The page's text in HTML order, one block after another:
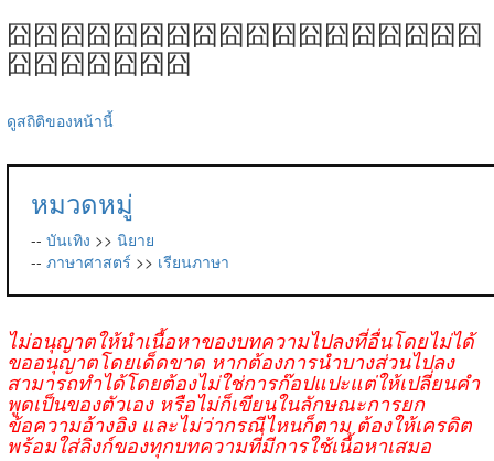
囧囧囧囧囧囧囧囧囧囧囧囧囧囧囧囧囧囧
囧囧囧囧囧囧囧
ดูสถิติของหน้านี้
หมวดหมู่
-- บันเทิง >> นิยาย
-- ภาษาศาสตร์ >> เรียนภาษา
ไม่อนุญาตให้นำเนื้อหาของบทความไปลงที่อื่นโดยไม่ได้
ขออนุญาตโดยเด็ดขาด หากต้องการนำบางส่วนไปลง
สามารถทำได้โดยต้องไม่ใช่การก๊อปแปะแต่ให้เปลี่ยนคำ
พูดเป็นของตัวเอง หรือไม่ก็เขียนในลักษณะการยก
ข้อความอ้างอิง และไม่ว่ากรณีไหนก็ตาม ต้องให้เครดิต
พร้อมใส่ลิงก์ของทุกบทความที่มีการใช้เนื้อหาเสมอ